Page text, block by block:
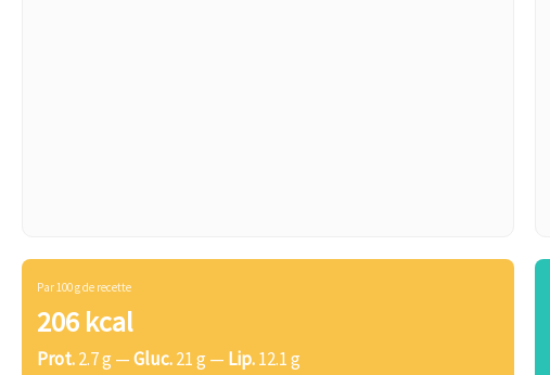
Par 100 g de recette
206 kcal
Prot.2.7 g —Gluc.21 g — Lip.12.1 g